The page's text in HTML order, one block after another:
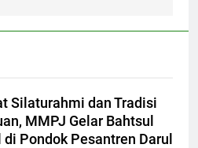
Silaturahmi dan Tradisi
MMPJ Gelar Bahtsul
Pondok Pesantren Darul